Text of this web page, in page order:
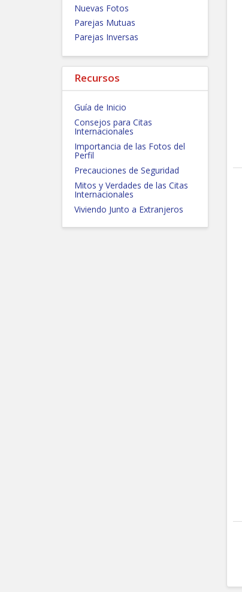
Nuevas Fotos
Parejas Mutuas
Parejas Inversas
Recursos
Guía de Inicio
Consejos para Citas
Internacionales
Importancia de las Fotos del
Perfil
Precauciones de Seguridad
Mitos y Verdades de las Citas
Internacionales
Viviendo Junto a Extranjeros